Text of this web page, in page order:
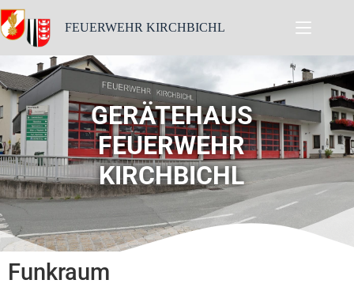
FEUERWEHR KIRCHBICHL
GERÄTEHAUS
FEUERWEHR
KIRCHBICHL
Funkraum